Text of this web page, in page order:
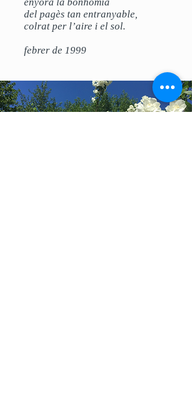
del pagès tan entranyable,
colrat per l’aire i el sol.
febrer de 1999